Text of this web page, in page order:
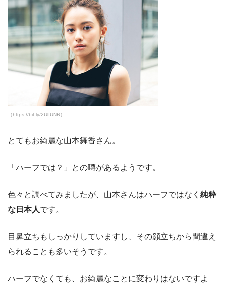
（https://bit.ly/2UlIUNR）
とてもお綺麗な山本舞香さん。
「ハーフでは？」との噂があるようです。
色々と調べてみましたが、山本さんはハーフではなく 純粋
な日本人です。
目鼻立ちもしっかりしていますし、その顔立ちから間違え
られることも多いそうです。
ハーフでなくても、お綺麗なことに変わりはないですよ